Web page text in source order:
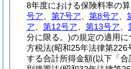
8年度における保険料率の
号ア
第7号ア 第8号ア
ア
第12号ア 第13号ア
分に限る。)の規定の適用に
方税法(昭和25年法律第226
する合計所得金額(以下「合